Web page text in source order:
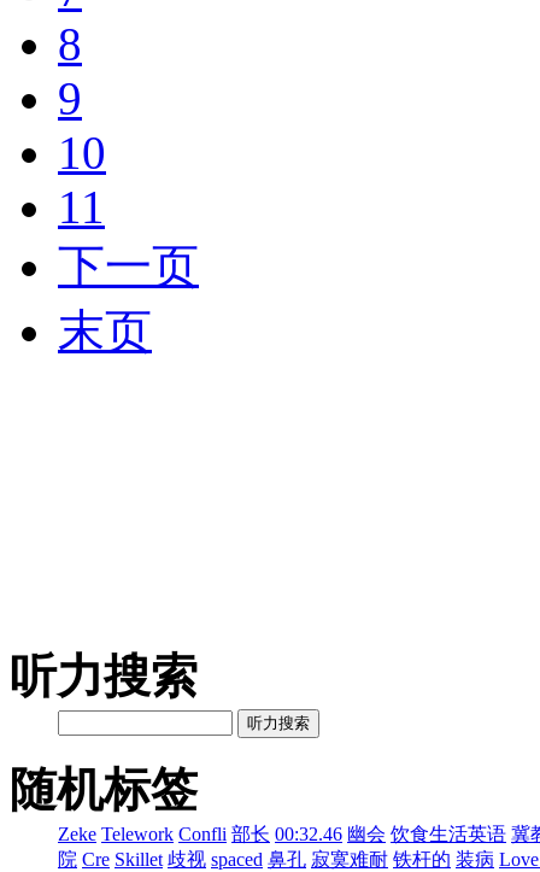
8
9
10
11
下一页
末页
听力搜索
听力搜索
随机标签
Zeke Telework Confli 部长 00:32.46 幽会 饮食生活英语 冀
院 Cre Skillet 歧视 spaced 鼻孔 寂寞难耐 铁杆的 装病